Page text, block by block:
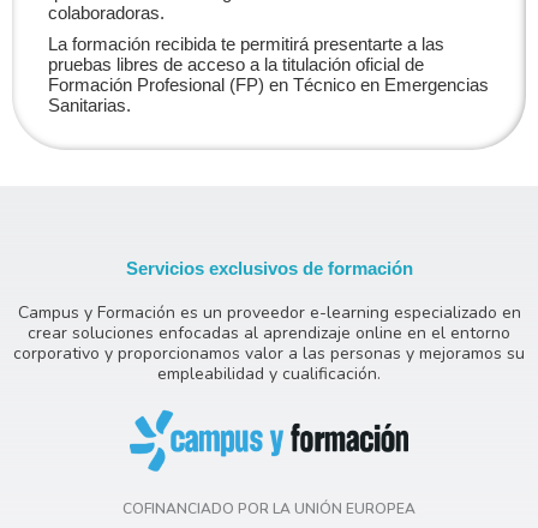
colaboradoras.
La formación recibida te permitirá presentarte a las
pruebas libres de acceso a la titulación oficial de
Formación Profesional (FP) en Técnico en Emergencias
Sanitarias.
Servicios exclusivos de formación
Campus y Formación es un proveedor e-learning especializado en
crear soluciones enfocadas al aprendizaje online en el entorno
corporativo y proporcionamos valor a las personas y mejoramos su
empleabilidad y cualificación.
COFINANCIADO POR LA UNIÓN EUROPEA